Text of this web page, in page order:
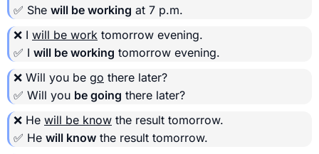
✅ She will be working at 7 p.m.
❌ I will be work tomorrow evening.
✅ I will be working tomorrow evening.
❌ Will you be go there later?
✅ Will you be going there later?
❌ He will be know the result tomorrow.
✅ He will know the result tomorrow.